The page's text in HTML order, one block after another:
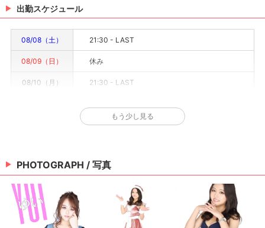
出勤スケジュール
08/08（土） 21:30 - LAST
08/09（日） 休み
08/10（月） 21:30 - LAST
21:30 - LAST
08/14（金） 21:30 - LAST
※情報はあくまで予定でキャストまたは出勤情報は一部です。詳細はお店にお問い合わせく
ださい。
もう少し見る
PHOTOGRAPH / 写真